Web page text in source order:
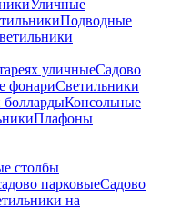
Уличные
Подводные
уличныеСадово
фонариСветильники
боллардыКонсольные
Плафоны
столбы
парковыеСадово
на